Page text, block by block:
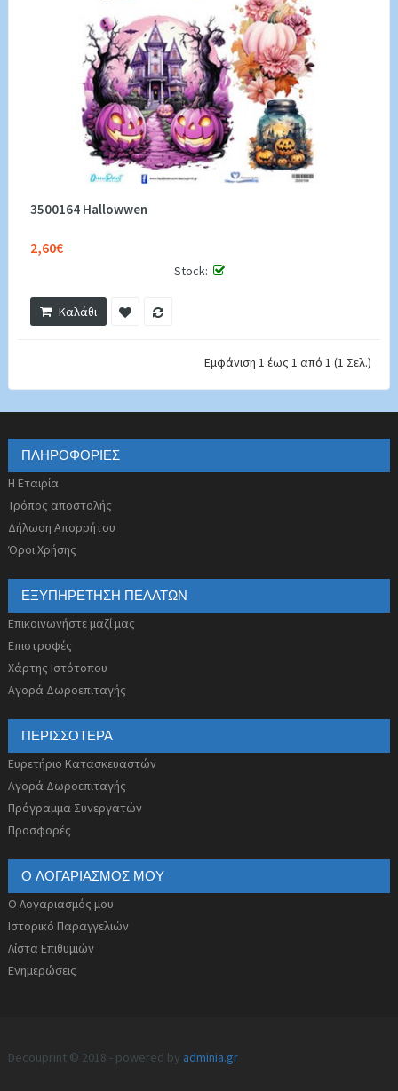
3500164 Hallowwen
2,60€
Stock:
Καλάθι
Εμφάνιση 1 έως 1 από 1 (1 Σελ.)
ΠΛΗΡΟΦΟΡΊΕΣ
Η Εταιρία
Τρόπος αποστολής
Δήλωση Απορρήτου
Όροι Χρήσης
ΕΞΥΠΗΡΈΤΗΣΗ ΠΕΛΑΤΏΝ
Επικοινωνήστε μαζί μας
Επιστροφές
Χάρτης Ιστότοπου
Αγορά Δωροεπιταγής
ΠΕΡΙΣΣΌΤΕΡΑ
Ευρετήριο Κατασκευαστών
Αγορά Δωροεπιταγής
Πρόγραμμα Συνεργατών
Προσφορές
Ο ΛΟΓΑΡΙΑΣΜΌΣ ΜΟΥ
Ο Λογαριασμός μου
Ιστορικό Παραγγελιών
Λίστα Επιθυμιών
Ενημερώσεις
Decouprint © 2018 - powered by adminia.gr